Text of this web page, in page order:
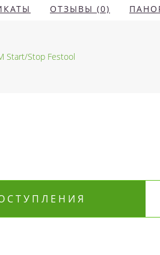
ОТЗЫВЫ (0)
Start/Stop Festool